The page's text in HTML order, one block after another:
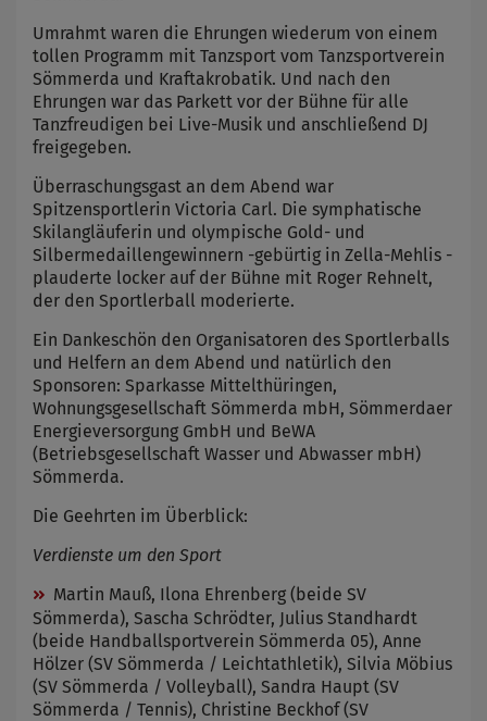
Umrahmt waren die Ehrungen wiederum von einem
tollen Programm mit Tanzsport vom Tanzsportverein
Sömmerda und Kraftakrobatik. Und nach den
Ehrungen war das Parkett vor der Bühne für alle
Tanzfreudigen bei Live-Musik und anschließend DJ
freigegeben.
Überraschungsgast an dem Abend war
Spitzensportlerin Victoria Carl. Die symphatische
Skilangläuferin und olympische Gold- und
Silbermedaillengewinnern -gebürtig in Zella-Mehlis -
plauderte locker auf der Bühne mit Roger Rehnelt,
der den Sportlerball moderierte.
Ein Dankeschön den Organisatoren des Sportlerballs
und Helfern an dem Abend und natürlich den
Sponsoren: Sparkasse Mittelthüringen,
Wohnungsgesellschaft Sömmerda mbH, Sömmerdaer
Energieversorgung GmbH und BeWA
(Betriebsgesellschaft Wasser und Abwasser mbH)
Sömmerda.
Die Geehrten im Überblick:
Verdienste um den Sport
Martin Mauß, Ilona Ehrenberg (beide SV
Sömmerda), Sascha Schrödter, Julius Standhardt
(beide Handballsportverein Sömmerda 05), Anne
Hölzer (SV Sömmerda / Leichtathletik), Silvia Möbius
(SV Sömmerda / Volleyball), Sandra Haupt (SV
Sömmerda / Tennis), Christine Beckhof (SV